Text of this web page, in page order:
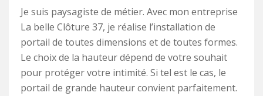
Je suis paysagiste de métier. Avec mon entreprise
La belle Clôture 37, je réalise l’installation de
portail de toutes dimensions et de toutes formes.
Le choix de la hauteur dépend de votre souhait
pour protéger votre intimité. Si tel est le cas, le
portail de grande hauteur convient parfaitement.